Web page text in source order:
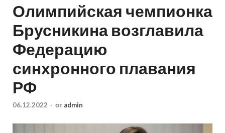
Олимпийская чемпионка
Брусникина возглавила
Федерацию
синхронного плавания
РФ
06.12.2022 - от admin